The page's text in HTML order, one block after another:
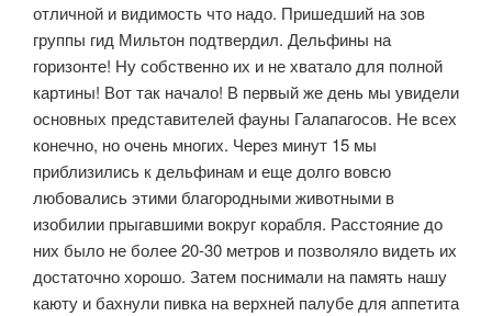
отличной и видимость что надо. Пришедший на зов
группы гид Мильтон подтвердил. Дельфины на
горизонте! Ну собственно их и не хватало для полной
картины! Вот так начало! В первый же день мы увидели
основных представителей фауны Галапагосов. Не всех
конечно, но очень многих. Через минут 15 мы
приблизились к дельфинам и еще долго вовсю
любовались этими благородными животными в
изобилии прыгавшими вокруг корабля. Расстояние до
них было не более 20-30 метров и позволяло видеть их
достаточно хорошо. Затем поснимали на память нашу
каюту и бахнули пивка на верхней палубе для аппетита